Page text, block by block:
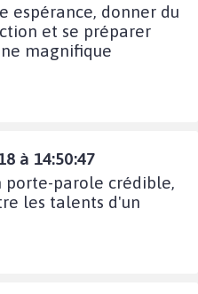
espérance, donner du
et se préparer
magnifique
à 14:50:47
porte-parole crédible,
les talents d'un